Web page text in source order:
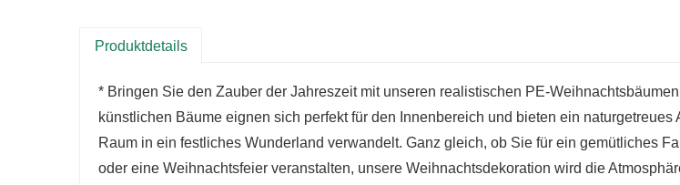
Produktdetails
* Bringen Sie den Zauber der Jahreszeit mit unseren realistischen PE-
künstlichen Bäume eignen sich perfekt für den Innenbereich und bieten ein naturgetreues
Raum in ein festliches Wunderland verwandelt. Ganz gleich, ob Sie für ein gemütliches
oder eine Weihnachtsfeier veranstalten, unsere Weihnachtsdekoration wird die